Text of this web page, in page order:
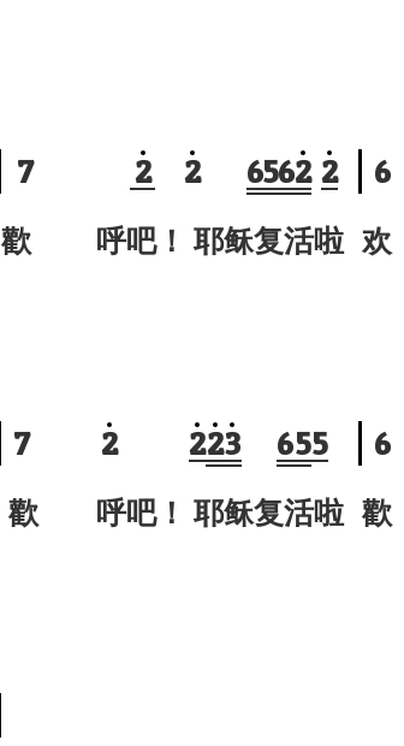
7 2 2 6562 2
歡 呼吧！ 耶稣复活啦
6
7 2 223 655
歡 呼吧！ 耶稣复活啦
6